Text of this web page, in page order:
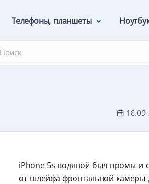
Телефоны, планшеты
Поиск
18.09
iPhone 5s водяной был промы и
от шлейфа фронтальной камеры